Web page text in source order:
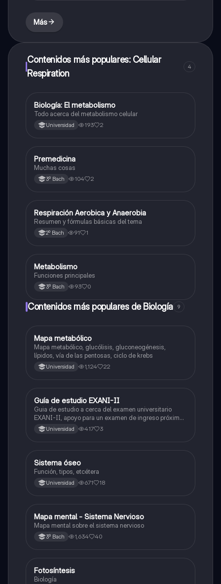
Más
Contenidos más populares: Cellular
Respiration
4
Biología
Biología: El metabolismo
Todo acerca del metabolismo celular
Universidad 193 2
Biología
Premedicina
Muchas cosas
3º Bach 104 2
Biología
Respiración Aerobica y Anaerobia
Resumen y fórmulas básicas del tema
2º Bach 91 1
Biología
Metabolismo
Funciones principales
3º Bach 93 0
Contenidos más populares de Biología 9
Biología
Mapa metabólico
Mapa metabólico, glucólisis, gluconeogénesis,
lípidos, vía de las pentosas, ciclo de krebs
Universidad 1,124 22
Historia
Guía de estudio EXANI-II
Guia de estudio a cerca del examen universitario
EXANI-II, apoyo para un examen de ingreso próximo
2026.Universidad 417 3
Biología
Sistema óseo
Función, tipos, etcétera
Universidad 671 18
Biología
Mapa mental - Sistema Nervioso
Mapa mental sobre el sistema nervioso
3º Bach 1,634 40
Biología
Fotosíntesis
Biología